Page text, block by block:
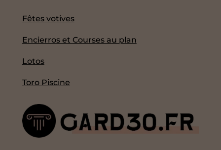
Fêtes votives
Encierros et Courses au plan
Lotos
Toro Piscine